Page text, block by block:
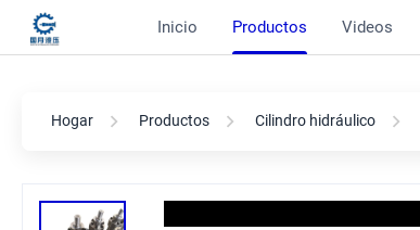
Inicio Productos Videos
Hogar Productos Cilindro hidráulico